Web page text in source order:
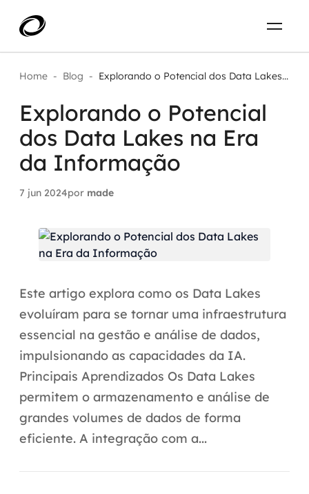
O que resolvemos
Aplicar IA com impacto real
Agentes de IA
Automação inteligente
Integração de IA
RPA e hiperautomação
AI Day
Transformar dados em decisão
Projetos
Carreira
PT-BR
ENTRE EM CONTATO
Home - Blog - Explorando o Potencial dos Data Lakes...
Explorando o Potencial
dos Data Lakes na Era
da Informação
7 jun 2024por made
Este artigo explora como os Data Lakes
evoluíram para se tornar uma infraestrutura
essencial na gestão e análise de dados,
impulsionando as capacidades da IA.
Principais Aprendizados Os Data Lakes
permitem o armazenamento e análise de
grandes volumes de dados de forma
eficiente. A integração com a...